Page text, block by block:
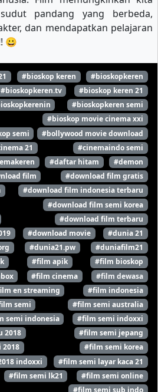
pandang yang berbeda,
dan mendapatkan pelajaran
😀
#bioskop keren
#bioskopkeren
#bioskopkeren.tv
#bioskop keren 21
#bioskopkeren semi
#bioskop movie cinema xxi
semi
#bollywood movie download
21
#cinemaindo semi
#daftar hitam
#demon
film
#download film gratis
#download film indonesia terbaru
#download film semi korea
#download film terbaru
#download movie
#dunia 21
#dunia21.pw
#duniafilm21
#film apik
#film bioskop
#film cinema
#film dewasa
en streaming
#film indonesia
semi
#film semi australia
semi indonesia
#film semi indoxxi
2018
#film semi jepang
#film semi korea
indoxxi
#film semi layar kaca 21
#film semi lk21
#film semi online
#film semi sub indo